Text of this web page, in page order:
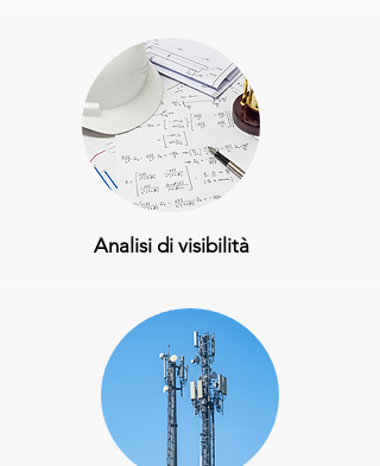
Analisi di visibilità